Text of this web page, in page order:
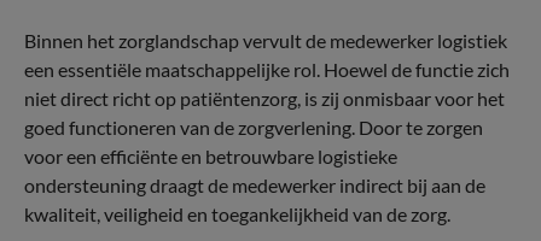
Binnen het zorglandschap vervult de medewerker logistiek
een essentiële maatschappelijke rol. Hoewel de functie zich
niet direct richt op patiëntenzorg, is zij onmisbaar voor het
goed functioneren van de zorgverlening. Door te zorgen
voor een efficiënte en betrouwbare logistieke
ondersteuning draagt de medewerker indirect bij aan de
kwaliteit, veiligheid en toegankelijkheid van de zorg.